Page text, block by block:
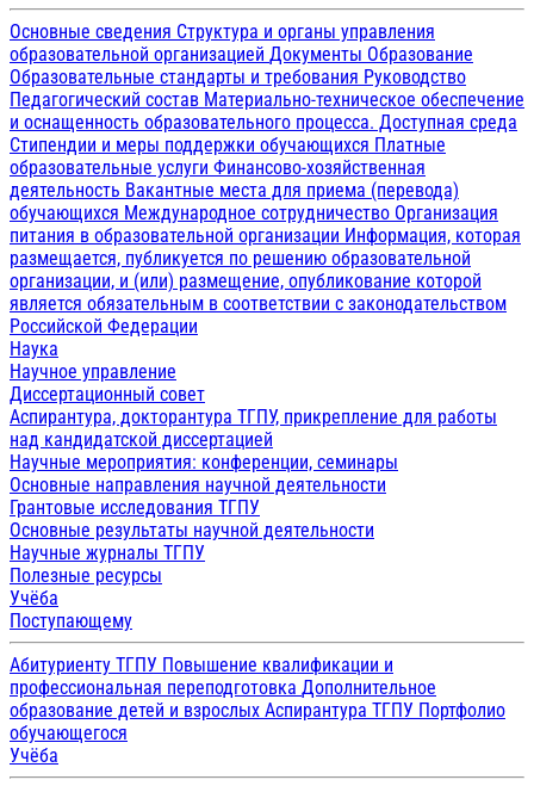
Основные сведения Структура и органы управления
образовательной организацией Документы Образование
Образовательные стандарты и требования Руководство
Педагогический состав Материально-техническое обеспечение
и оснащенность образовательного процесса. Доступная среда
Стипендии и меры поддержки обучающихся Платные
образовательные услуги Финансово-хозяйственная
деятельность Вакантные места для приема (перевода)
обучающихся Международное сотрудничество Организация
питания в образовательной организации Информация, которая
размещается, публикуется по решению образовательной
организации, и (или) размещение, опубликование которой
является обязательным в соответствии с законодательством
Российской Федерации
Наука
Научное управление
Диссертационный совет
Аспирантура, докторантура ТГПУ, прикрепление для работы
над кандидатской диссертацией
Научные мероприятия: конференции, семинары
Основные направления научной деятельности
Грантовые исследования ТГПУ
Основные результаты научной деятельности
Научные журналы ТГПУ
Полезные ресурсы
Учёба
Поступающему
Абитуриенту ТГПУ Повышение квалификации и
профессиональная переподготовка Дополнительное
образование детей и взрослых Аспирантура ТГПУ Портфолио
обучающегося
Учёба